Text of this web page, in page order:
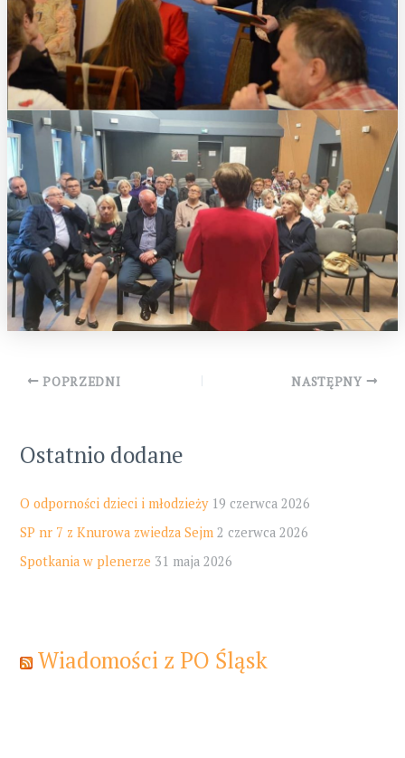
Post
POPRZEDNI NASTĘPNY
Ostatnio dodane
O odporności dzieci i młodzieży 19 czerwca 2026
SP nr 7 z Knurowa zwiedza Sejm 2 czerwca 2026
Spotkania w plenerze 31 maja 2026
Wiadomości z PO Śląsk